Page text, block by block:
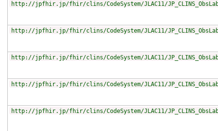
http://jpfhir.jp/fhir/clins/CodeSystem/JLAC11/
http://jpfhir.jp/fhir/clins/CodeSystem/JLAC11/
http://jpfhir.jp/fhir/clins/CodeSystem/JLAC11/
http://jpfhir.jp/fhir/clins/CodeSystem/JLAC11/
http://jpfhir.jp/fhir/clins/CodeSystem/JLAC11/